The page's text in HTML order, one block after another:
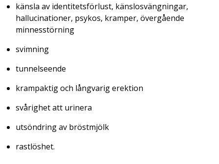
känsla av identitetsförlust, känslosvängningar,
hallucinationer, psykos, kramper, övergående
minnesstörning
svimning
tunnelseende
krampaktig och långvarig erektion
svårighet att urinera
utsöndring av bröstmjölk
rastlöshet.